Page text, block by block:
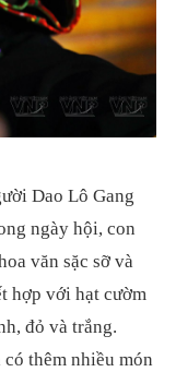
Dao Lô Gang
ngày hội, con
văn sặc sỡ và
hợp với hạt cườm
đỏ và trắng.
thêm nhiều món